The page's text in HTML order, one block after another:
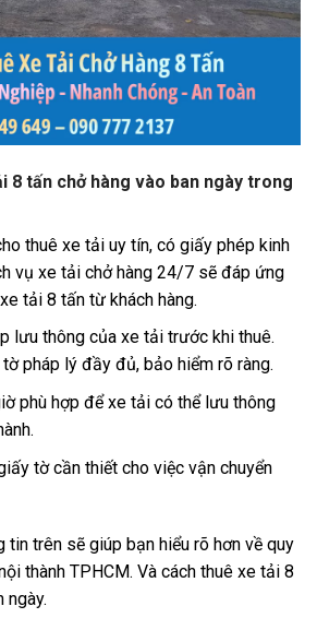
8 tấn chở hàng vào ban ngày trong
thuê xe tải uy tín, có giấy phép kinh
vụ xe tải chở hàng 24/7 sẽ đáp ứng
tải 8 tấn từ khách hàng.
lưu thông của xe tải trước khi thuê.
pháp lý đầy đủ, bảo hiểm rõ ràng.
phù hợp để xe tải có thể lưu thông
tờ cần thiết cho việc vận chuyển
tin trên sẽ giúp bạn hiểu rõ hơn về quy
thành TPHCM. Và cách thuê xe tải 8
ngày.